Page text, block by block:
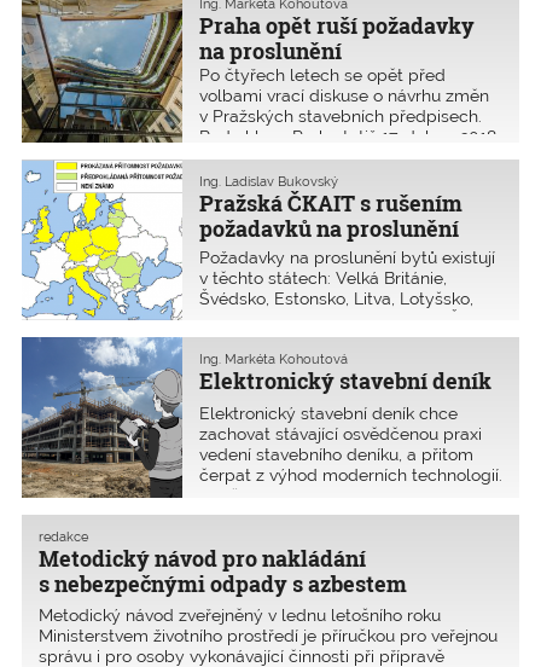
Praha opět ruší požadavky
na proslunění
Ing. Markéta Kohoutová
Po čtyřech letech se opět před
volbami vrací diskuse o návrhu změn
v Pražských stavebních předpisech.
Rada hl. m. Prahy totiž 17. dubna 2018
odsouhlasila návrh na zrušení
požadavků na proslunění.
Pražská ČKAIT s rušením
požadavků na proslunění
nesouhlasí
Ing. Ladislav Bukovský
Požadavky na proslunění bytů existují
v těchto státech: Velká Británie,
Švédsko, Estonsko, Litva, Lotyšsko,
republika, Slovensko, Maďarsko,
Rumunsko, Bulharsko, Slovinsko
a Itálie
Elektronický stavební deník
Ing. Markéta Kohoutová
Elektronický stavební deník chce
zachovat stávající osvědčenou praxi
vedení stavebního deníku, a přitom
čerpat z výhod moderních technologií.
Je však otázkou, jak se na používání
elektronického stavebního deníku dívá
názor Ministerstva pro místní rozvoj.
Metodický návod pro nakládání
s nebezpečnými odpady s azbestem
redakce
Metodický návod zveřejněný v lednu letošního roku
Ministerstvem životního prostředí je příručkou pro veřejnou
správu i pro osoby vykonávající činnosti při přípravě